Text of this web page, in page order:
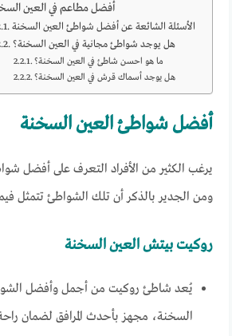
أفضل مطاعم في العين
الأسئلة الشائعة عن أفضل شواطئ العين السخنة
هل يوجد شواطئ مجانية في العين السخنة؟
ما هو احسن شاطئ في العين السخنة؟
هل يوجد أسماك قرش في العين السخنة؟
أفضل شواطئ العين السخنة
يرغب الكثير من الأفراد التعرف على أفضل
ومن الجدير بالذكر أن تلك الشواطئ تتمثل
روكيت بيتش العين السخنة
يُعد شاطئ روكيت من أجمل وأفضل
السخنة، مجهز بأحدث المرافق لضمان راحة